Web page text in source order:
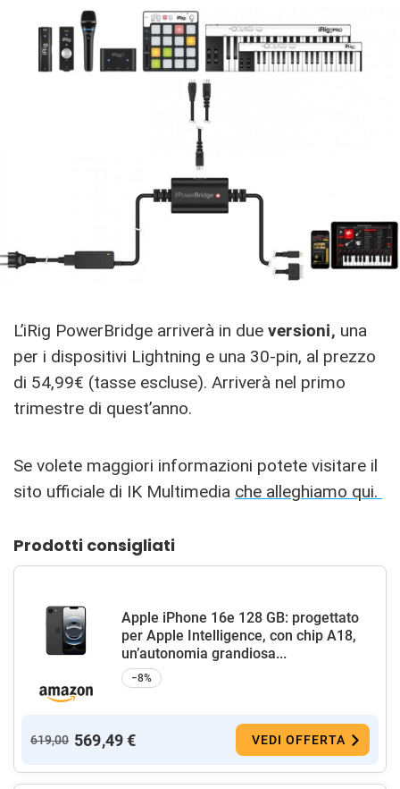
L’iRig PowerBridge arriverà in due versioni, una
per i dispositivi Lightning e una 30-pin, al prezzo
di 54,99€ (tasse escluse). Arriverà nel primo
trimestre di quest’anno.
Se volete maggiori informazioni potete visitare il
sito ufficiale di IK Multimedia che alleghiamo qui.
Prodotti consigliati
Apple iPhone 16e 128 GB: progettato
per Apple Intelligence, con chip A18,
un’autonomia grandiosa...
−8%
619,00 569,49 € VEDI OFFERTA